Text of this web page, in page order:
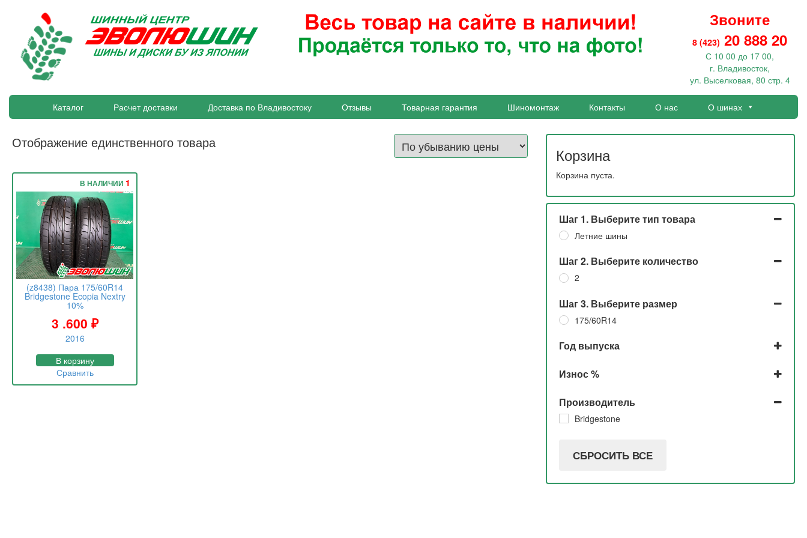
Звоните
8 (423) 20 888 20
С 10 00 до 17 00,
г. Владивосток,
ул. Выселковая, 80 стр. 4
Каталог Расчет доставки Доставка по Владивостоку Отзывы Товарная гарантия Шиномонтаж Контакты О нас О шинах
Отображение единственного товара
(z8438) Пара 175/60R14
Bridgestone Ecopia Nextry
10%
3 .600 ₽
2016
В НАЛИЧИИ 1
В корзину
Сравнить
Корзина
Корзина пуста.
Шаг 1. Выберите тип товара
Летние шины
Шаг 2. Выберите количество
2
Шаг 3. Выберите размер
175/60R14
Год выпуска
Износ %
Производитель
Bridgestone
СБРОСИТЬ ВСЕ